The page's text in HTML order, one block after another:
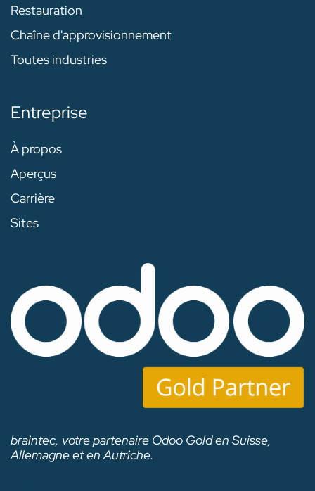
Restauration
Chaîne d'approvisionnement
Toutes industries
Entreprise
À propos
Aperçus
Carrière
Sites
braintec, votre partenaire Odoo Gold en Suisse,
Allemagne et en Autriche.